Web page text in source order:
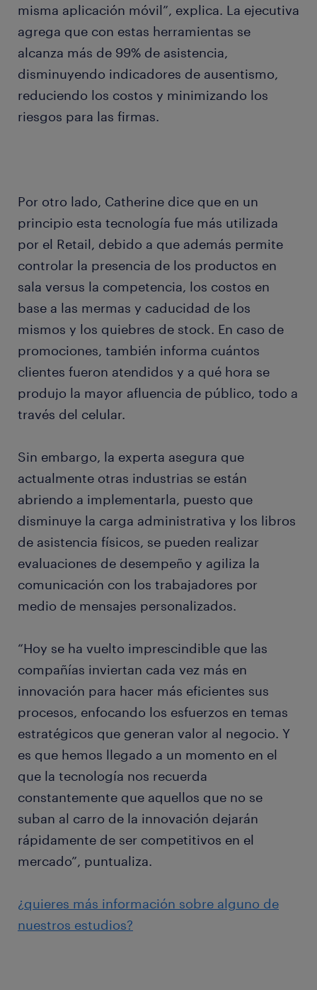
misma aplicación móvil”, explica. La ejecutiva
agrega que con estas herramientas se
alcanza más de 99% de asistencia,
disminuyendo indicadores de ausentismo,
reduciendo los costos y minimizando los
riesgos para las firmas.
Por otro lado, Catherine dice que en un
principio esta tecnología fue más utilizada
por el Retail, debido a que además permite
controlar la presencia de los productos en
sala versus la competencia, los costos en
base a las mermas y caducidad de los
mismos y los quiebres de stock. En caso de
promociones, también informa cuántos
clientes fueron atendidos y a qué hora se
produjo la mayor afluencia de público, todo a
través del celular.
Sin embargo, la experta asegura que
actualmente otras industrias se están
abriendo a implementarla, puesto que
disminuye la carga administrativa y los libros
de asistencia físicos, se pueden realizar
evaluaciones de desempeño y agiliza la
comunicación con los trabajadores por
medio de mensajes personalizados.
“Hoy se ha vuelto imprescindible que las
compañías inviertan cada vez más en
innovación para hacer más eficientes sus
procesos, enfocando los esfuerzos en temas
estratégicos que generan valor al negocio. Y
es que hemos llegado a un momento en el
que la tecnología nos recuerda
constantemente que aquellos que no se
suban al carro de la innovación dejarán
rápidamente de ser competitivos en el
mercado”, puntualiza.
¿quieres más información sobre alguno de
nuestros estudios?